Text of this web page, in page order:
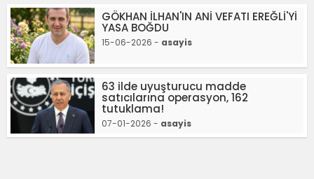
GÖKHAN İLHAN'IN ANİ VEFATI EREĞLİ'Yİ
YASA BOĞDU
15-06-2026 - asayis
63 ilde uyuşturucu madde
satıcılarına operasyon, 162
tutuklama!
07-01-2026 - asayis